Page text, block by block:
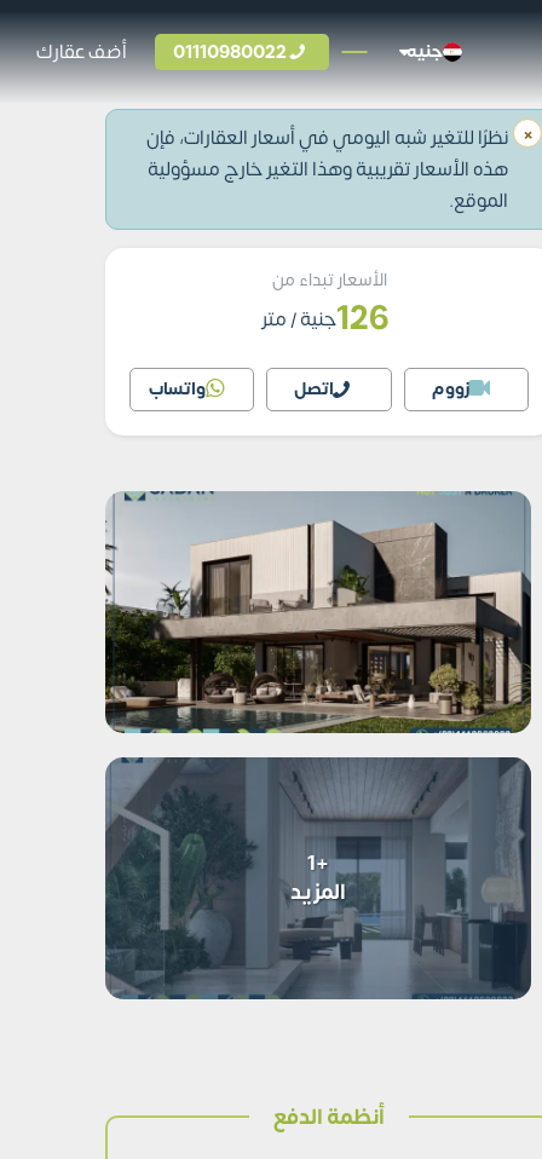
جنيه 01110980022 أضف عقارك
× نظرًا للتغير شبه اليومي في أسعار العقارات، فإن
هذه الأسعار تقريبية وهذا التغير خارج مسؤولية
الموقع.
الأسعار تبداء من
126جنية/ متر
زووم اتصل واتساب
+1
المزيد
أنظمة الدفع